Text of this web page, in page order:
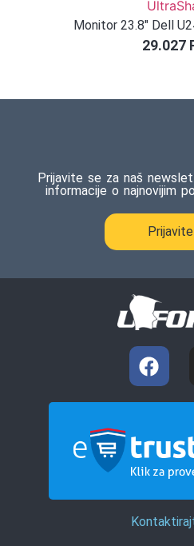
Monitor 23.8″ Dell
29.027
Prijavite se za naš
informacije o najnovijim